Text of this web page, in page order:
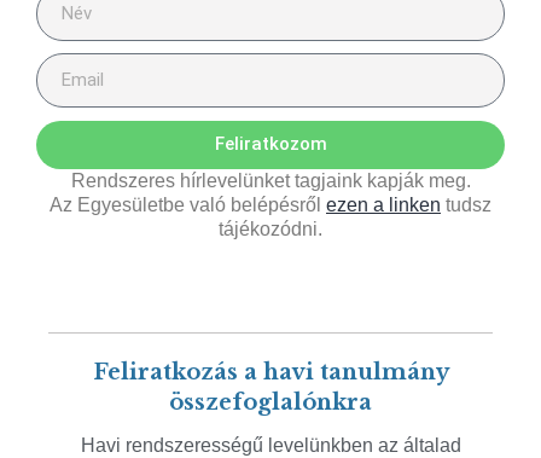
Feliratkozom
Rendszeres hírlevelünket tagjaink kapják meg.
Az Egyesületbe való belépésről ezen a linken tudsz
tájékozódni.
Feliratkozás a havi tanulmány
összefoglalónkra
Havi rendszerességű levelünkben az általad